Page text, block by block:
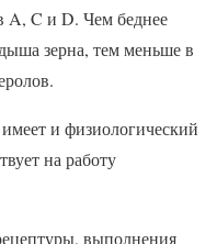
A, C и D. Чем беднее
зерна, тем меньше в
и физиологический
на работу
выполнения